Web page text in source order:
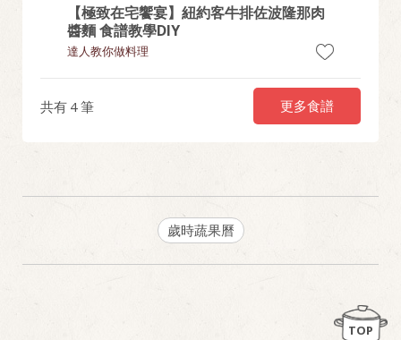
【極致在宅饗宴】紐約客牛排佐波隆那肉
醬麵 食譜教學DIY
達人教你做料理
共有 4筆 更多食譜
歲時蔬果曆
TOP